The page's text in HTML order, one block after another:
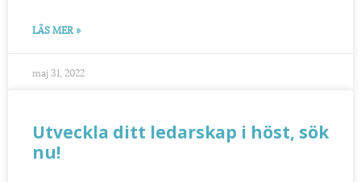
LÄS MER »
maj 31, 2022
Utveckla ditt ledarskap i höst, sök
nu!